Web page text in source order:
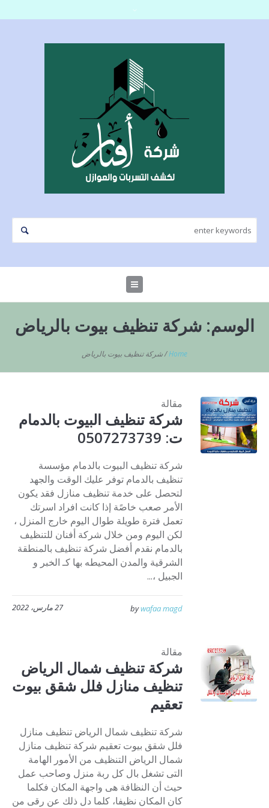
الوسم:شركة تنظيف بيوت بالرياض
Home
/شركة تنظيف بيوت بالرياض
مقالة
شركة تنظيف البيوت بالدمام
ت: 0507273739
شركة تنظيف البيوت بالدمام مؤسسة
تنظيف بالدمام توفر عليك الوقت والجهد
لتحصل على خدمة تنظيف منازل فقد يكون
الأمر صعب خاصًة إذا كانت افراد اسرتك
تعمل فترة طويلة طوال اليوم خارج المنزل ،
لكن اليوم ومن خلال شركة أفنان للتنظيف
بالدمام نقدم أفضل شركة تنظيف بالمنطقة
الشرقية والمدن المحيطه بها كـ الخبر و
الجبيل ،...
27 مارس، 2022 bywafaa magd
مقالة
شركة تنظيف شمال الرياض
تنظيف منازل فلل شقق بيوت
تعقيم
شركة تنظيف شمال الرياض تنظيف منازل
فلل شقق بيوت تعقيم شركة تنظيف منازل
شمال الرياض التنظيف من الأمور الهامة
التى تشغل بال كل ربة منزل وصاحب عمل
حيث أن النظافة هى واجهة المكان فكلما
كان المكان نظيفا، كلما دل ذلك عن رقى من